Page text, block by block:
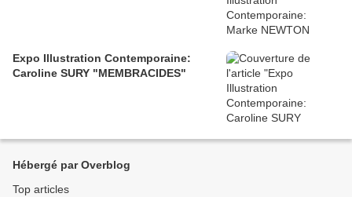
Expo Illustration Contemporaine:
Caroline SURY "MEMBRACIDES"
Hébergé par Overblog
Top articles